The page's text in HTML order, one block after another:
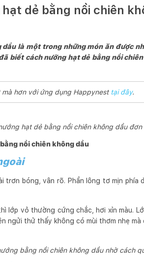
dẻ bằng nồi chiên
là một trong những món ăn được
biết cách nướng hạt dẻ bằng nồi
mà hơn với ứng dụng Happynest tại đây.
hạt dẻ bằng nồi chiên không dầu đơn
nồi chiên không dầu
trơn bóng, vân rõ. Phần lông tơ mịn
lớp vỏ thường cứng chắc, hơi xỉn màu.
ngửi thử thấy không có mùi thơm nhẹ mà
bằng nồi chiên không dầu nhờ cách